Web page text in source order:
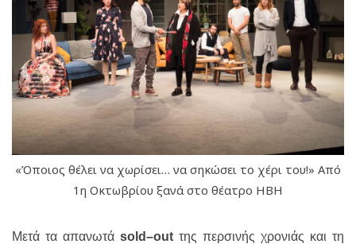
«Όποιος θέλει να χωρίσει… να σηκώσει το χέρι του!» Από
1η Οκτωβρίου ξανά στο θέατρο ΗΒΗ
Μετά τα απανωτά sold–out της περσινής χρονιάς και τη